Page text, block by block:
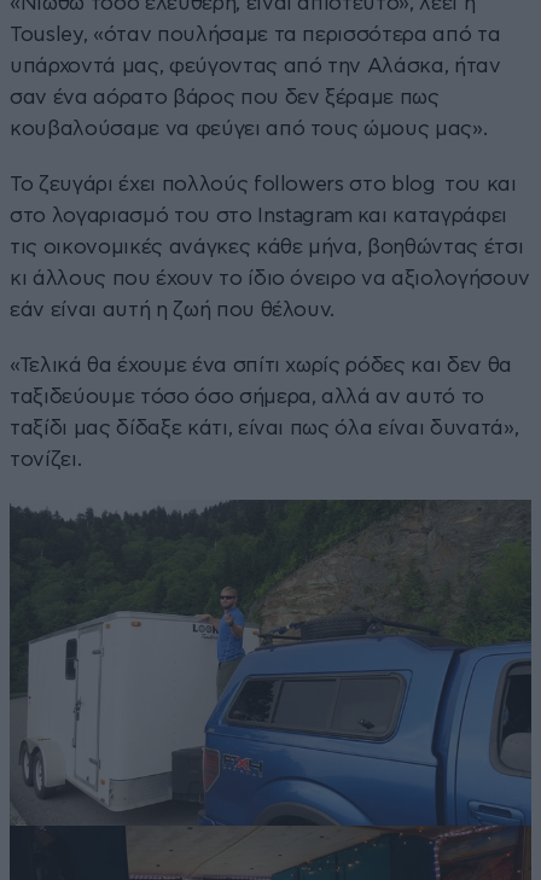
Tousley, «όταν πουλήσαμε τα περισσότερα από τα
υπάρχοντά μας, φεύγοντας από την Αλάσκα, ήταν
σαν ένα αόρατο βάρος που δεν ξέραμε πως
κουβαλούσαμε να φεύγει από τους ώμους μας».
Το ζευγάρι έχει πολλούς followers στο blog του και
στο λογαριασμό του στο Instagram και καταγράφει
τις οικονομικές ανάγκες κάθε μήνα, βοηθώντας έτσι
κι άλλους που έχουν το ίδιο όνειρο να αξιολογήσουν
εάν είναι αυτή η ζωή που θέλουν.
«Τελικά θα έχουμε ένα σπίτι χωρίς ρόδες και δεν θα
ταξιδεύουμε τόσο όσο σήμερα, αλλά αν αυτό το
ταξίδι μας δίδαξε κάτι, είναι πως όλα είναι δυνατά»,
τονίζει.